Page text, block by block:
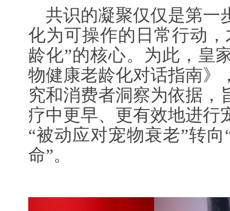
共识的凝聚仅仅是第一
化为可操作的日常行动
龄化”的核心。为此，皇
物健康老龄化对话指南》
究和消费者洞察为依据，
疗中更早、更有效地进行
“被动应对宠物衰老”转
命”。